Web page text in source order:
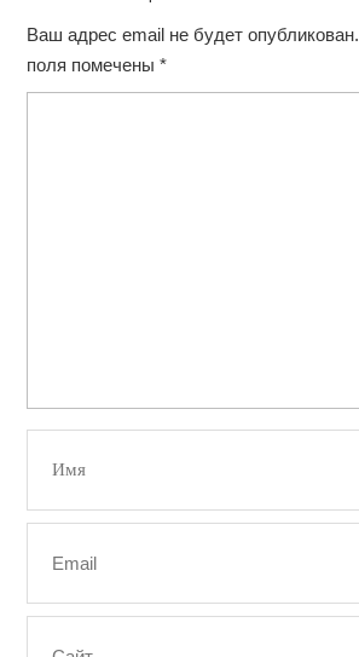
Ваш адрес email не будет опубликован.
поля помечены *